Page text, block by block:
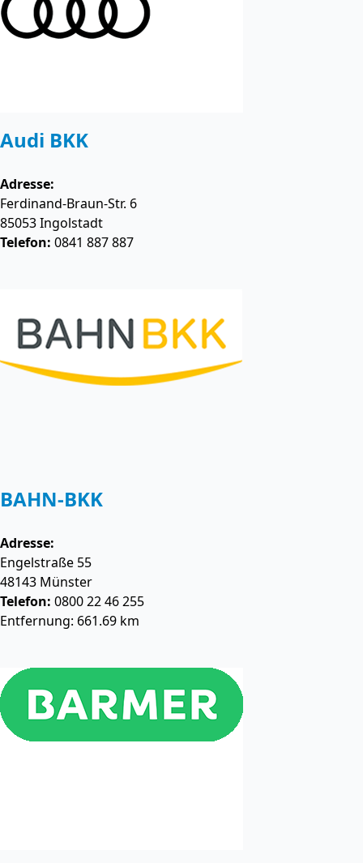
Audi BKK
Adresse:
Ferdinand-Braun-Str. 6
85053Ingolstadt
Telefon: 0841 887 887
BAHN-BKK
Adresse:
Engelstraße 55
48143 Münster
Telefon: 0800 22 46 255
Entfernung: 661.69 km